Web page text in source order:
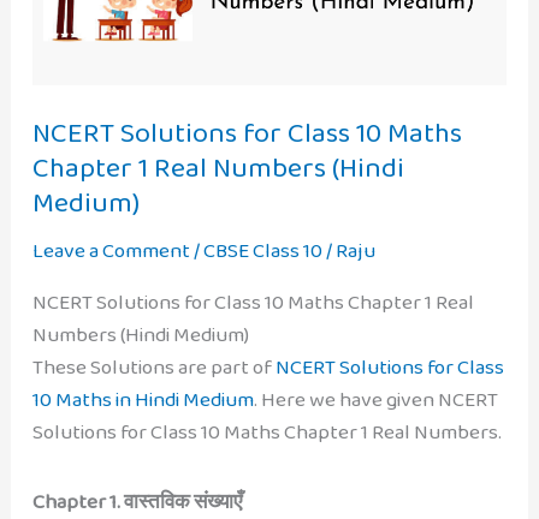
NCERT Solutions for Class 10 Maths
Chapter 1 Real Numbers (Hindi
Medium)
Leave a Comment/CBSE Class 10/Raju
NCERT Solutions for Class 10 Maths Chapter 1 Real
Numbers (Hindi Medium)
These Solutions are part ofNCERT Solutions for Class
10 Maths in Hindi Medium. Here we have given NCERT
Solutions for Class 10 Maths Chapter 1 Real Numbers.
Chapter 1. वास्तविक संख्याएँ